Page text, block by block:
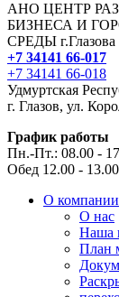
АНО ЦЕНТР
БИЗНЕСА И
СРЕДЫ г.Глазова
+7 34141 66-017
+7 34141 66-018
Удмуртская
г. Глазов, ул.
График работы
Пн.-Пт.: 08.00 -
Обед 12.00 - 13.00
О компании
О нас
Наша
План